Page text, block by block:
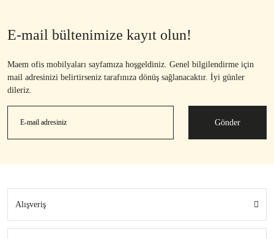
E-mail bültenimize kayıt olun!
Maem ofis mobilyaları sayfamıza hoşgeldiniz. Genel bilgilendirme için
mail adresinizi belirtirseniz tarafınıza dönüş sağlanacaktır. İyi günler
dileriz.
Gönder
Alışveriş